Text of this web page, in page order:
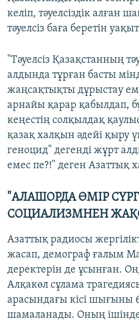
келіп, тәуелсіздік алған
тәуелсіз баға беретін
"Тәуелсіз Қазақстанның
алдында тұрған басты
жаңсақтықты дұрыстау
арнайы қарар қабылдап,
кеңестің солқылдақ
қазақ халқын әдейі қыру
геноцид" дегенді жұрт
емес пе?!" деген Азаттық
"АЛАШОРДА ӨМІР
СОЦИАЛИЗМНЕН
Азаттық радиосы
жасап, демограф ғалым
деректерін де ұсынған.
Алқакөл сұлама
арасындағы кісі шығыны
шамаланады. Оның ішінде